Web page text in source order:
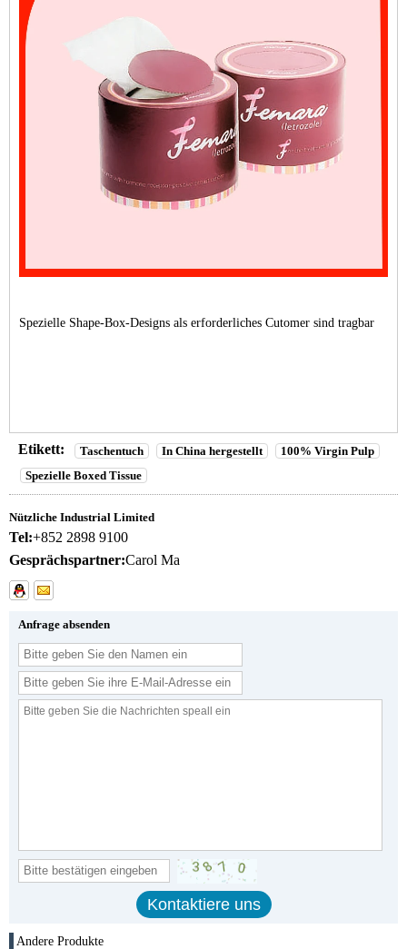
Spezielle Shape-Box-Designs als erforderliches Cutomer sind tragbar
Etikett: Taschentuch In China hergestellt
100% Virgin Pulp
Spezielle Boxed Tissue
Nützliche Industrial Limited
Tel:+852 2898 9100
Gesprächspartner:Carol Ma
Anfrage absenden
Andere Produkte